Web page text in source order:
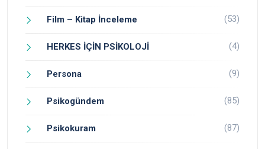
Film – Kitap İnceleme (53)
HERKES İÇİN PSİKOLOJİ (4)
Persona (9)
Psikogündem (85)
Psikokuram (87)